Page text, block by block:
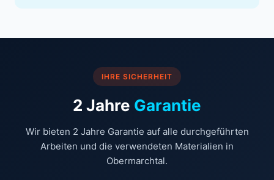
IHRE SICHERHEIT
2 Jahre Garantie
Wir bieten 2 Jahre Garantie auf alle durchgeführten
Arbeiten und die verwendeten Materialien in
Obermarchtal.